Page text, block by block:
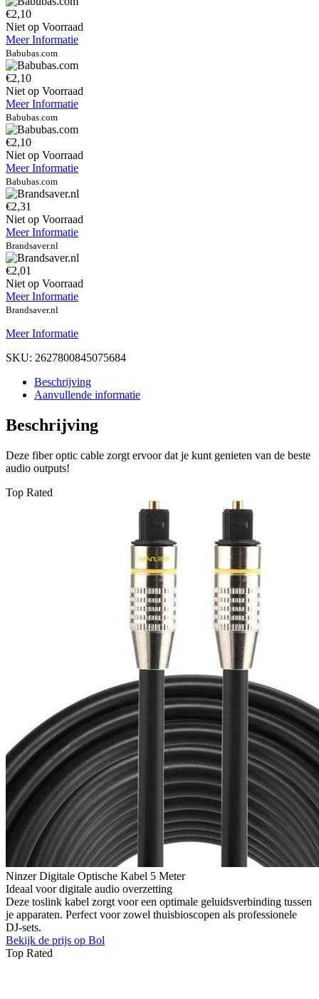
€2,10
Niet op Voorraad
Meer Informatie
Babubas.com
€2,10
Niet op Voorraad
Meer Informatie
Babubas.com
€2,10
Niet op Voorraad
Meer Informatie
Babubas.com
€2,31
Niet op Voorraad
Meer Informatie
Brandsaver.nl
€2,01
Niet op Voorraad
Meer Informatie
Brandsaver.nl
Meer Informatie
SKU: 2627800845075684
Beschrijving
Aanvullende informatie
Beschrijving
Deze fiber optic cable zorgt ervoor dat je kunt genieten van de beste
audio outputs!
Top Rated
Ninzer Digitale Optische Kabel 5 Meter
Ideaal voor digitale audio overzetting
Deze toslink kabel zorgt voor een optimale geluidsverbinding tussen
je apparaten. Perfect voor zowel thuisbioscopen als professionele
DJ-sets.
Bekijk de prijs op Bol
Top Rated